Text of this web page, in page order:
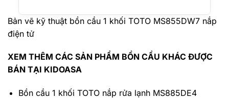
Bản vẽ kỹ thuật bồn cầu 1 khối TOTO MS855DW7 nắp
điện tử
XEM THÊM CÁC SẢN PHẨM BỒN CẦU KHÁC ĐƯỢC
BÁN TẠI KIDOASA
Bồn cầu 1 khối TOTO nắp rửa lạnh MS885DE4